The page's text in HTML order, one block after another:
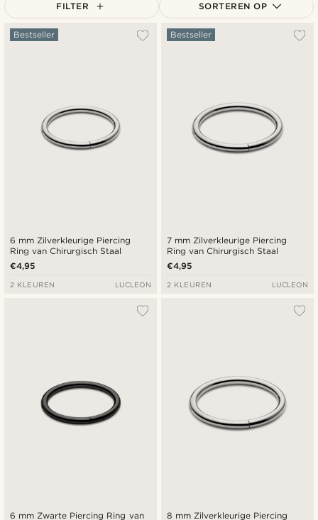
FILTER SORTEREN OP
Populairste
6 mm Zilverkleurige Piercing
Ring van Chirurgisch Staal
Bestseller
€4,95
2 KLEUREN LUCLEON
7 mm Zilverkleurige Piercing
Ring van Chirurgisch Staal
Bestseller
€4,95
2 KLEUREN LUCLEON
6 mm Zwarte Piercing Ring van
8 mm Zilverkleurige Piercing